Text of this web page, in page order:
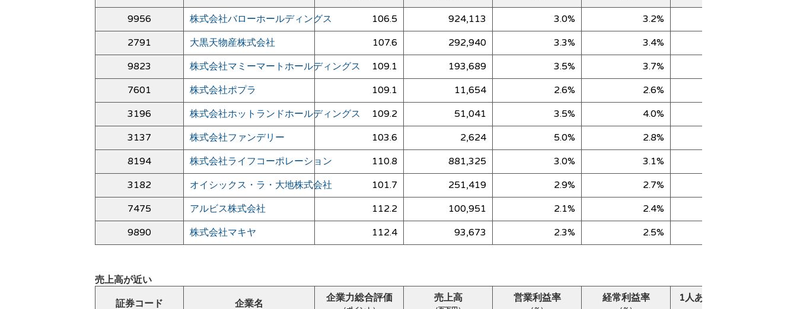
9956 株式会社バローホールディングス 106.5 924,113 3.0% 3.2%
2791
大黒天物産株式会社 107.6 292,940 3.3% 3.4%
9823
株式会社マミーマートホールディングス 109.1 193,689 3.5% 3.7%
7601
株式会社ポプラ 109.1 11,654 2.6% 2.6%
3196
株式会社ホットランドホールディングス 109.2 51,041 3.5% 4.0%
3137
株式会社ファンデリー 103.6 2,624 5.0% 2.8%
8194
株式会社ライフコーポレーション 110.8 881,325 3.0% 3.1%
3182
オイシックス・ラ・大地株式会社 101.7 251,419 2.9% 2.7%
7475
アルビス株式会社 112.2 100,951 2.1% 2.4%
9890
株式会社マキヤ 112.4 93,673 2.3% 2.5%
売上高が近い
証券コード
企業名 企業力総合評価 売上高 営業利益率 経常利益率 1人あたり売上高